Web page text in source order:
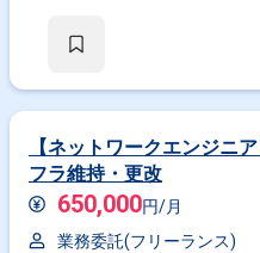
【ネットワークエンジニ
フラ維持・更改
650,000円/月
業務委託(フリーランス)